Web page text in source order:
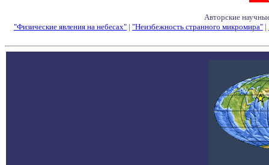
Авторские
"Физические явления на небесах" | "Неизбежность странного микромира" |